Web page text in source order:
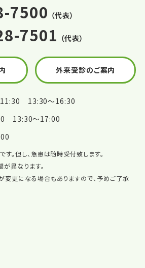
7500 （代表）
7501 （代表）
外来受診のご案内
13:30〜16:30
13:30〜17:00
。但し、急患は随時受付致します。
異なります。
更になる場合もありますので、予めご了承